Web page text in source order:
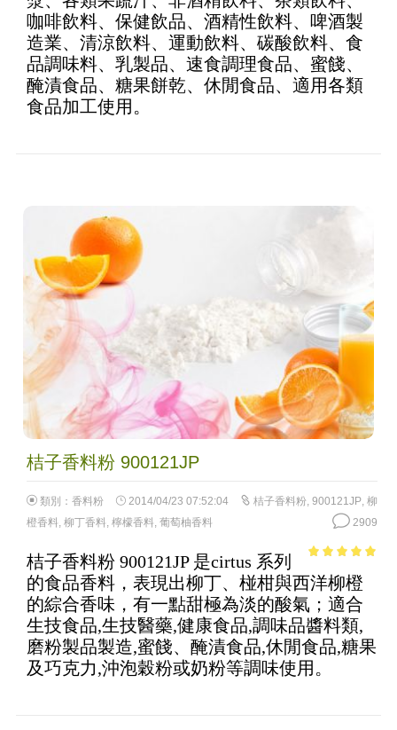
咖啡飲料、保健飲品、酒精性飲料、啤酒製
造業、清涼飲料、運動飲料、碳酸飲料、食
品調味料、乳製品、速食調理食品、蜜餞、
醃漬食品、糖果餅乾、休閒食品、適用各類
食品加工使用。
桔子香料粉 900121JP
類別： 香料粉 2014/04/23 07:52:04 桔子香料粉, 900121JP, 柳
橙香料, 柳丁香料, 檸檬香料, 葡萄柚香料 2909
5
桔子香料粉 900121JP 是cirtus 系列
的食品香料，表現出柳丁、椪柑與西洋柳橙
的綜合香味，有一點甜極為淡的酸氣；適合
生技食品,生技醫藥,健康食品,調味品醬料類,
磨粉製品製造,蜜餞、醃漬食品,休閒食品,糖果
及巧克力,沖泡穀粉或奶粉等調味使用。